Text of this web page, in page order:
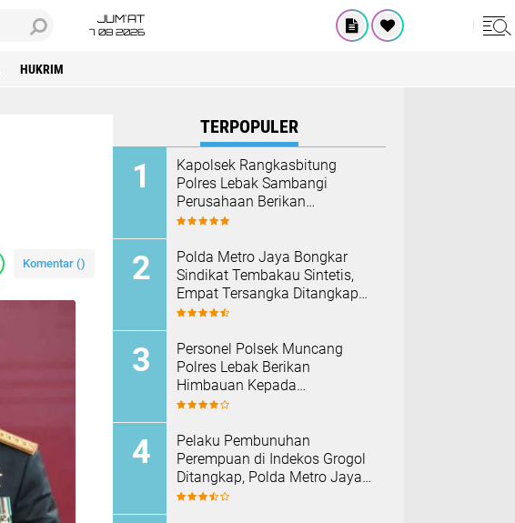
JUM'AT
7 08 2026
HUKRIM
Komentar ()
TERPOPULER
Kapolsek Rangkasbitung
Polres Lebak Sambangi
Perusahaan Berikan
Himbauan Cegah Kebakaran
‎Polda Metro Jaya Bongkar
Sindikat Tembakau Sintetis,
Empat Tersangka Ditangkap
dan Hampir Satu Kilogram
Personel Polsek Muncang
Polres Lebak Berikan
Himbauan Kepada
Masyarakat Agar Tidak
Pelaku Pembunuhan
Perempuan di Indekos Grogol
Ditangkap, Polda Metro Jaya
Sita Palu dan Sejumlah